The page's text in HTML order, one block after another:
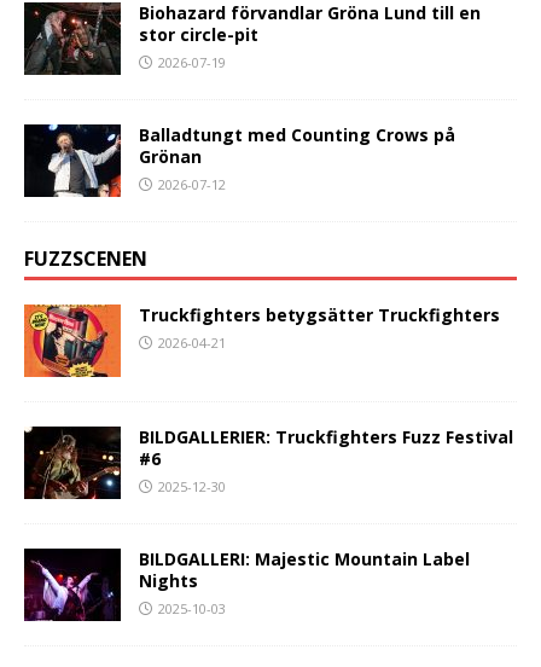
Biohazard förvandlar Gröna Lund till en
stor circle-pit
2026-07-19
Balladtungt med Counting Crows på
Grönan
2026-07-12
FUZZSCENEN
Truckfighters betygsätter Truckfighters
2026-04-21
BILDGALLERIER: Truckfighters Fuzz Festival
#6
2025-12-30
BILDGALLERI: Majestic Mountain Label
Nights
2025-10-03